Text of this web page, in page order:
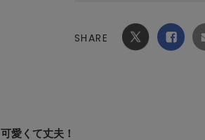
SHARE
可愛くて丈夫！